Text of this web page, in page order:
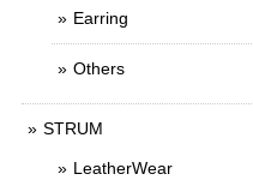
Earring
Others
STRUM
LeatherWear